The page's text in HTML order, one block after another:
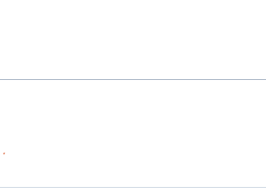
*